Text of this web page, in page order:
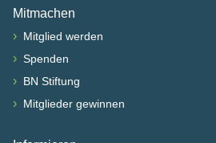
Mitmachen
› Mitglied werden
› Spenden
› BN Stiftung
› Mitglieder gewinnen